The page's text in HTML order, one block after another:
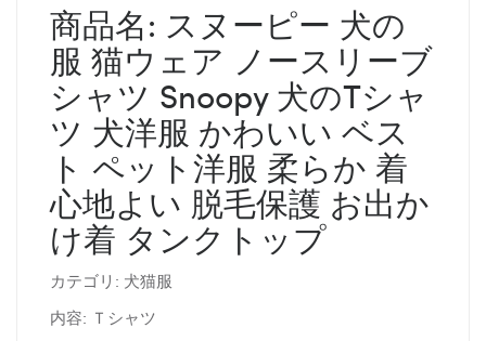
商品名: スヌーピー 犬の
服 猫ウェア ノースリーブ
シャツ Snoopy 犬のTシャ
ツ 犬洋服 かわいい ベス
ト ペット洋服 柔らか 着
心地よい 脱毛保護 お出か
け着 タンクトップ
カテゴリ: 犬猫服
内容: Ｔシャツ